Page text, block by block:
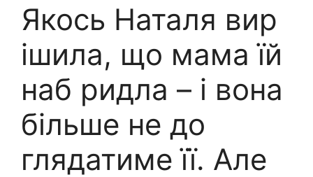
Якось Наталя вир
ішила, що мама їй
наб ридла – і вона
більше не до
глядатиме її. Але